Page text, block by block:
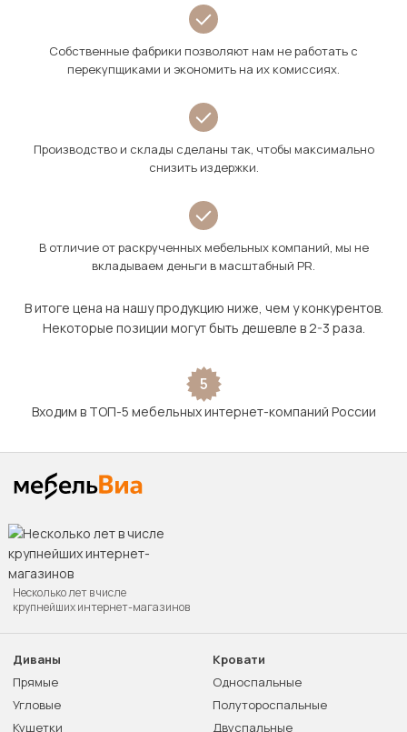
Собственные фабрики позволяют нам не работать с
перекупщиками и экономить на их комиссиях.
Производство и склады сделаны так, чтобы максимально
снизить издержки.
В отличие от раскрученных мебельных компаний, мы не
вкладываем деньги в масштабный PR.
В итоге цена на нашу продукцию ниже, чем у конкурентов.
Некоторые позиции могут быть дешевле в 2-3 раза.
5
Входим в ТОП-5 мебельных интернет-компаний России
Несколько лет в числе
крупнейших интернет-магазинов
Диваны
Прямые
Угловые
Кушетки
Кровати
Односпальные
Полутороспальные
Двуспальные